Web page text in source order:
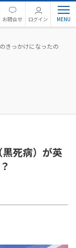
お問合せ ログイン
きっかけになったの
黒死病）が英